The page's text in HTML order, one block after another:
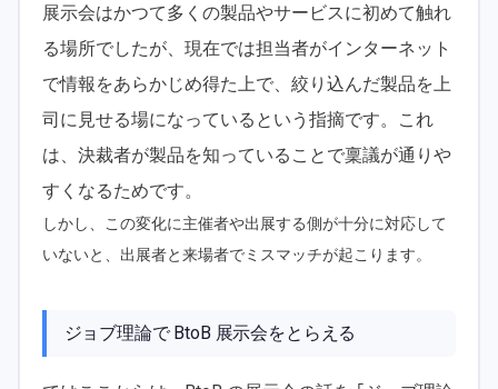
展示会はかつて多くの製品やサービスに初めて触れ
る場所でしたが、現在では担当者がインターネット
で情報をあらかじめ得た上で、絞り込んだ製品を上
司に見せる場になっているという指摘です。これ
は、決裁者が製品を知っていることで稟議が通りや
すくなるためです。
しかし、この変化に主催者や出展する側が十分に対応して
いないと、出展者と来場者でミスマッチが起こります。
ジョブ理論で BtoB 展示会をとらえる